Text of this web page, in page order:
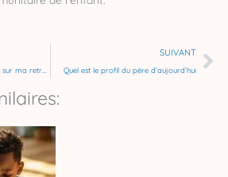
SUIVANT
Quel est le profil du père d’aujourd’hui